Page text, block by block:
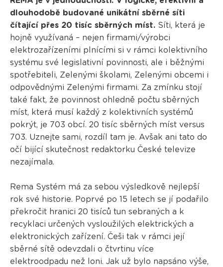
dlouhodobě budované unikátní sběrné síti
čítající přes 20 tisíc sběrných míst. Síti, která je
hojně využívaná – nejen firmami/výrobci
elektrozařízeními plnícími si v rámci kolektivního
systému své legislativní povinnosti, ale i běžnými
spotřebiteli, Zelenými školami, Zelenými obcemi i
odpovědnými Zelenými firmami. Za zmínku stojí
také fakt, že povinnost ohledně počtu sběrných
míst, která musí každý z kolektivních systémů
pokrýt, je 703 obcí. 20 tisíc sběrných míst versus
703. Uznejte sami, rozdíl tam je. Avšak ani tato do
očí bijící skutečnost redaktorku České televize
nezajímala.
Rema Systém má za sebou výsledkově nejlepší
rok své historie. Poprvé po 15 letech se jí podařilo
překročit hranici 20 tisíců tun sebraných a k
recyklaci určených vysloužilých elektrických a
elektronických zařízení. Češi tak v rámci její
sběrné sítě odevzdali o čtvrtinu více
elektroodpadu než loni. Jak už bylo napsáno výše,